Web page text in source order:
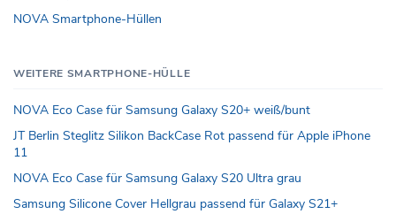
NOVA Smartphone-Hüllen
WEITERE SMARTPHONE-HÜLLE
NOVA Eco Case für Samsung Galaxy S20+ weiß/bunt
JT Berlin Steglitz Silikon BackCase Rot passend für Apple iPhone
11
NOVA Eco Case für Samsung Galaxy S20 Ultra grau
Samsung Silicone Cover Hellgrau passend für Galaxy S21+